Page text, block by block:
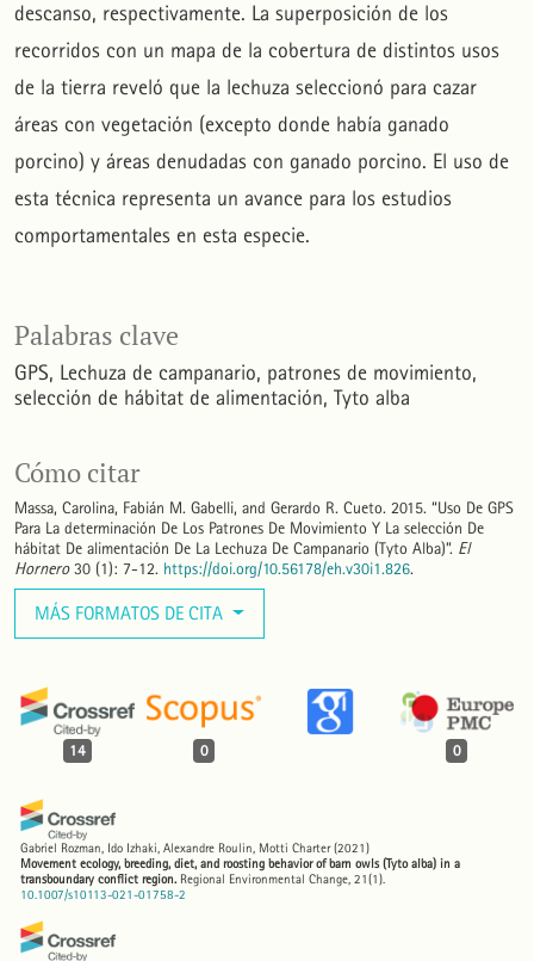
Palabras clave
GPS Lechuza de campanario patrones de movimiento
selección de hábitat de alimentación Tyto alba
Cómo citar
Massa, Carolina, Fabián M. Gabelli, and Gerardo R. Cueto. 2015. “Uso De GPS
Para La determinación De Los Patrones De Movimiento Y La selección De
hábitat De alimentación De La Lechuza De Campanario (Tyto Alba)”. El
Hornero30 (1): 7-12. https://doi.org/10.56178/eh.v30i1.826.
MÁS FORMATOS DE CITA
14 0 0
Gabriel Rozman, Ido Izhaki, Alexandre Roulin, Motti Charter (2021)
Movement ecology, breeding, diet, and roosting behavior of barn owls (Tyto alba) in a
transboundary conflict region. Regional Environmental Change, 21(1).
10.1007/s10113-021-01758-2
descanso, respectivamente. La superposición de los
recorridos con un mapa de la cobertura de distintos usos
de la tierra reveló que la lechuza seleccionó para cazar
áreas con vegetación (excepto donde había ganado
porcino) y áreas denudadas con ganado porcino. El uso de
esta técnica representa un avance para los estudios
comportamentales en esta especie.